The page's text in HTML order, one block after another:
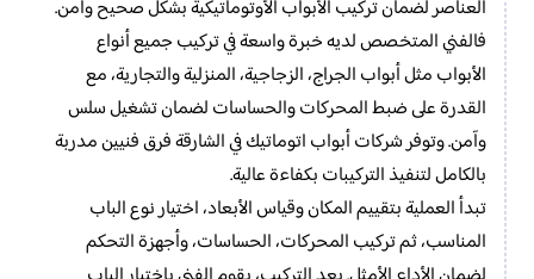
العناصر لضمان تركيب الأبواب الأوتوماتيكية بشكل صحيح وآمن.
فالفني المتخصص لديه خبرة واسعة في تركيب جميع أنواع
الأبواب مثل أبواب الجراج، الزجاجية، المنزلية والتجارية، مع
القدرة على ضبط المحركات والحساسات لضمان تشغيل سلس
وآمن. وتوفر شركات أبواب اتوماتيك في الشارقة فرق فنيين مدربة
بالكامل لتنفيذ التركيبات بكفاءة عالية.
تبدأ العملية بتقييم المكان وقياس الأبعاد، اختيار نوع الباب
المناسب، ثم تركيب المحركات، الحساسات، وأجهزة التحكم